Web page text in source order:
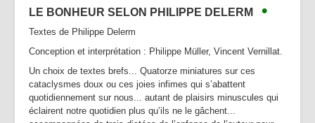
LE BONHEUR SELON PHILIPPE DELERM •
Textes de Philippe Delerm
Conception et interprétation : Philippe Müller, Vincent Vernillat.
Un choix de textes brefs... Quatorze miniatures sur ces
cataclysmes doux ou ces joies infimes qui s’abattent
quotidiennement sur nous... autant de plaisirs minuscules qui
éclairent notre quotidien plus qu’ils ne le gâchent...